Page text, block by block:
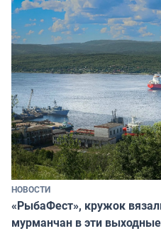
НОВОСТИ
«РыбаФест», кружок
мурманчан в эти выходные